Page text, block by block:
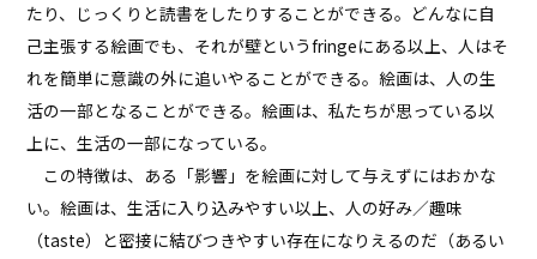
たり、じっくりと読書をしたりすることができる。どんなに自
己主張する絵画でも、それが壁というfringeにある以上、人はそ
れを簡単に意識の外に追いやることができる。絵画は、人の生
活の一部となることができる。絵画は、私たちが思っている以
上に、生活の一部になっている。
この特徴は、ある「影響」を絵画に対して与えずにはおかな
い。絵画は、生活に入り込みやすい以上、人の好み／趣味
（taste）と密接に結びつきやすい存在になりえるのだ（あるい